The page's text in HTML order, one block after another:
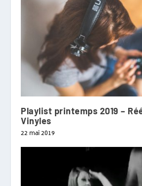
Playlist printemps 2019 –
Vinyles
22 mai 2019